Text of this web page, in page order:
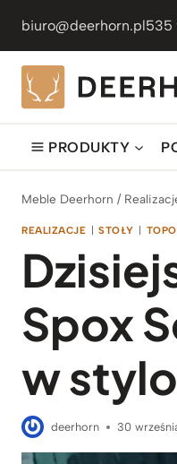
treści
biuro@deerhorn.pl535
PRODUKTY
Meble Deerhorn /
REALIZACJE | STOŁY |
Spox
w
deerhorn 30